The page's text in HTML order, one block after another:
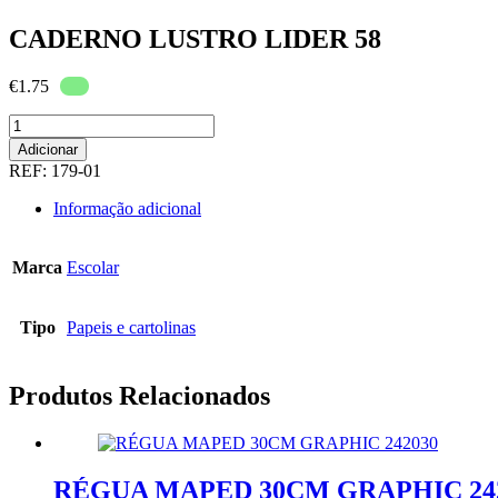
CADERNO LUSTRO LIDER 58
€1.75
Quantidade
de
CADERNO
LUSTRO
LIDER
Adicionar
REF: 179-01
Informação adicional
Marca Escolar
Tipo Papeis e cartolinas
Produtos Relacionados
RÉGUA MAPED 30CM GRAPHIC